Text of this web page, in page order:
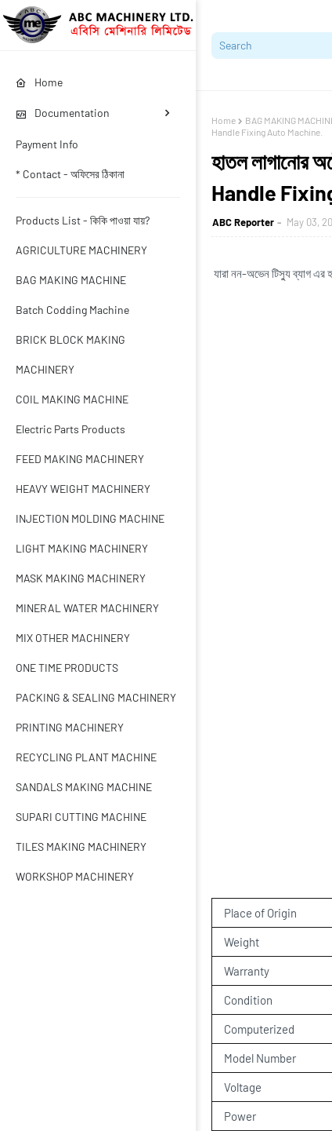
Home
Documentation
Payment Info
* Contact - অফিসের ঠিকানা
Products List - কিকি পাওয়া যায়?
AGRICULTURE MACHINERY
BAG MAKING MACHINE
Batch Codding Machine
BRICK BLOCK MAKING
MACHINERY
COIL MAKING MACHINE
Electric Parts Products
FEED MAKING MACHINERY
HEAVY WEIGHT MACHINERY
INJECTION MOLDING MACHINE
LIGHT MAKING MACHINERY
MASK MAKING MACHINERY
MINERAL WATER MACHINERY
MIX OTHER MACHINERY
ONE TIME PRODUCTS
PACKING & SEALING MACHINERY
PRINTING MACHINERY
RECYCLING PLANT MACHINE
SANDALS MAKING MACHINE
SUPARI CUTTING MACHINE
TILES MAKING MACHINERY
WORKSHOP MACHINERY
Home BAG MAKING
Handle Fixing Auto Machine.
হাতল লাগানোর
Handle
ABC Reporter May 03,
যারা নন-অভেন টিস্যু ব্যাগ এর
Place of Origin
Weight
Warranty
Condition
Computerized
Model Number
Voltage
Power